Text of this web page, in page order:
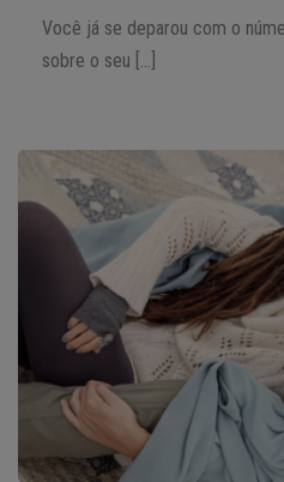
Você já se deparou com o
sobre o seu […]